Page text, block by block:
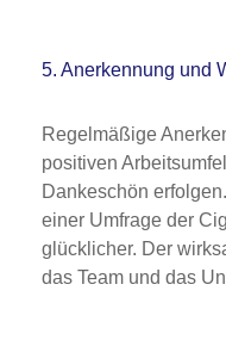
5. Anerkennung und
Regelmäßige
positiven
Dankeschön
einer Umfrage der
glücklicher. Der
das Team und das